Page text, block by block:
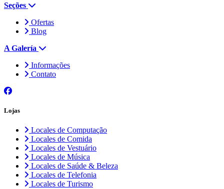
Seções
Ofertas
Blog
A Galería
Informações
Contato
Lojas
Locales de Computação
Locales de Comida
Locales de Vestuário
Locales de Música
Locales de Saúde & Beleza
Locales de Telefonia
Locales de Turismo